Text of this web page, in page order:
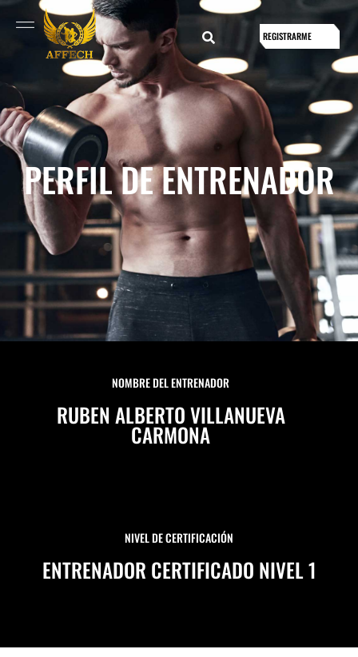
REGISTRARME
PERFIL DE ENTRENADOR
NOMBRE DEL ENTRENADOR
RUBEN ALBERTO VILLANUEVA
CARMONA
NIVEL DE CERTIFICACIÓN
ENTRENADOR CERTIFICADO NIVEL 1